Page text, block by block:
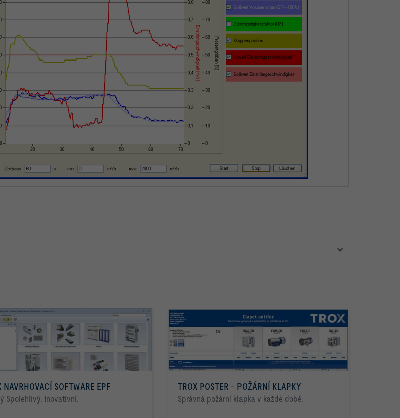
NAVRHOVACÍ SOFTWARE EPF
Spolehlivý. Inovativní.
TROX POSTER – POŽÁRNÍ KLAPKY
Správná požární klapka v každé době.